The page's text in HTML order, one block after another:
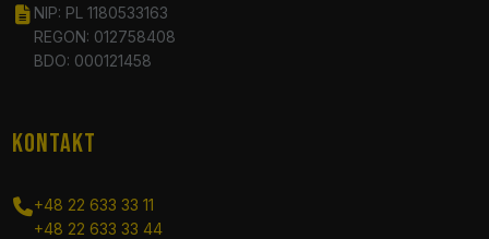
NIP: PL 1180533163
REGON: 012758408
BDO: 000121458
KONTAKT
+48 22 633 33 11
+48 22 633 33 44